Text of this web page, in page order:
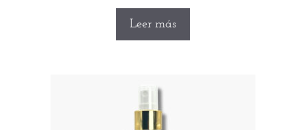
Leer más